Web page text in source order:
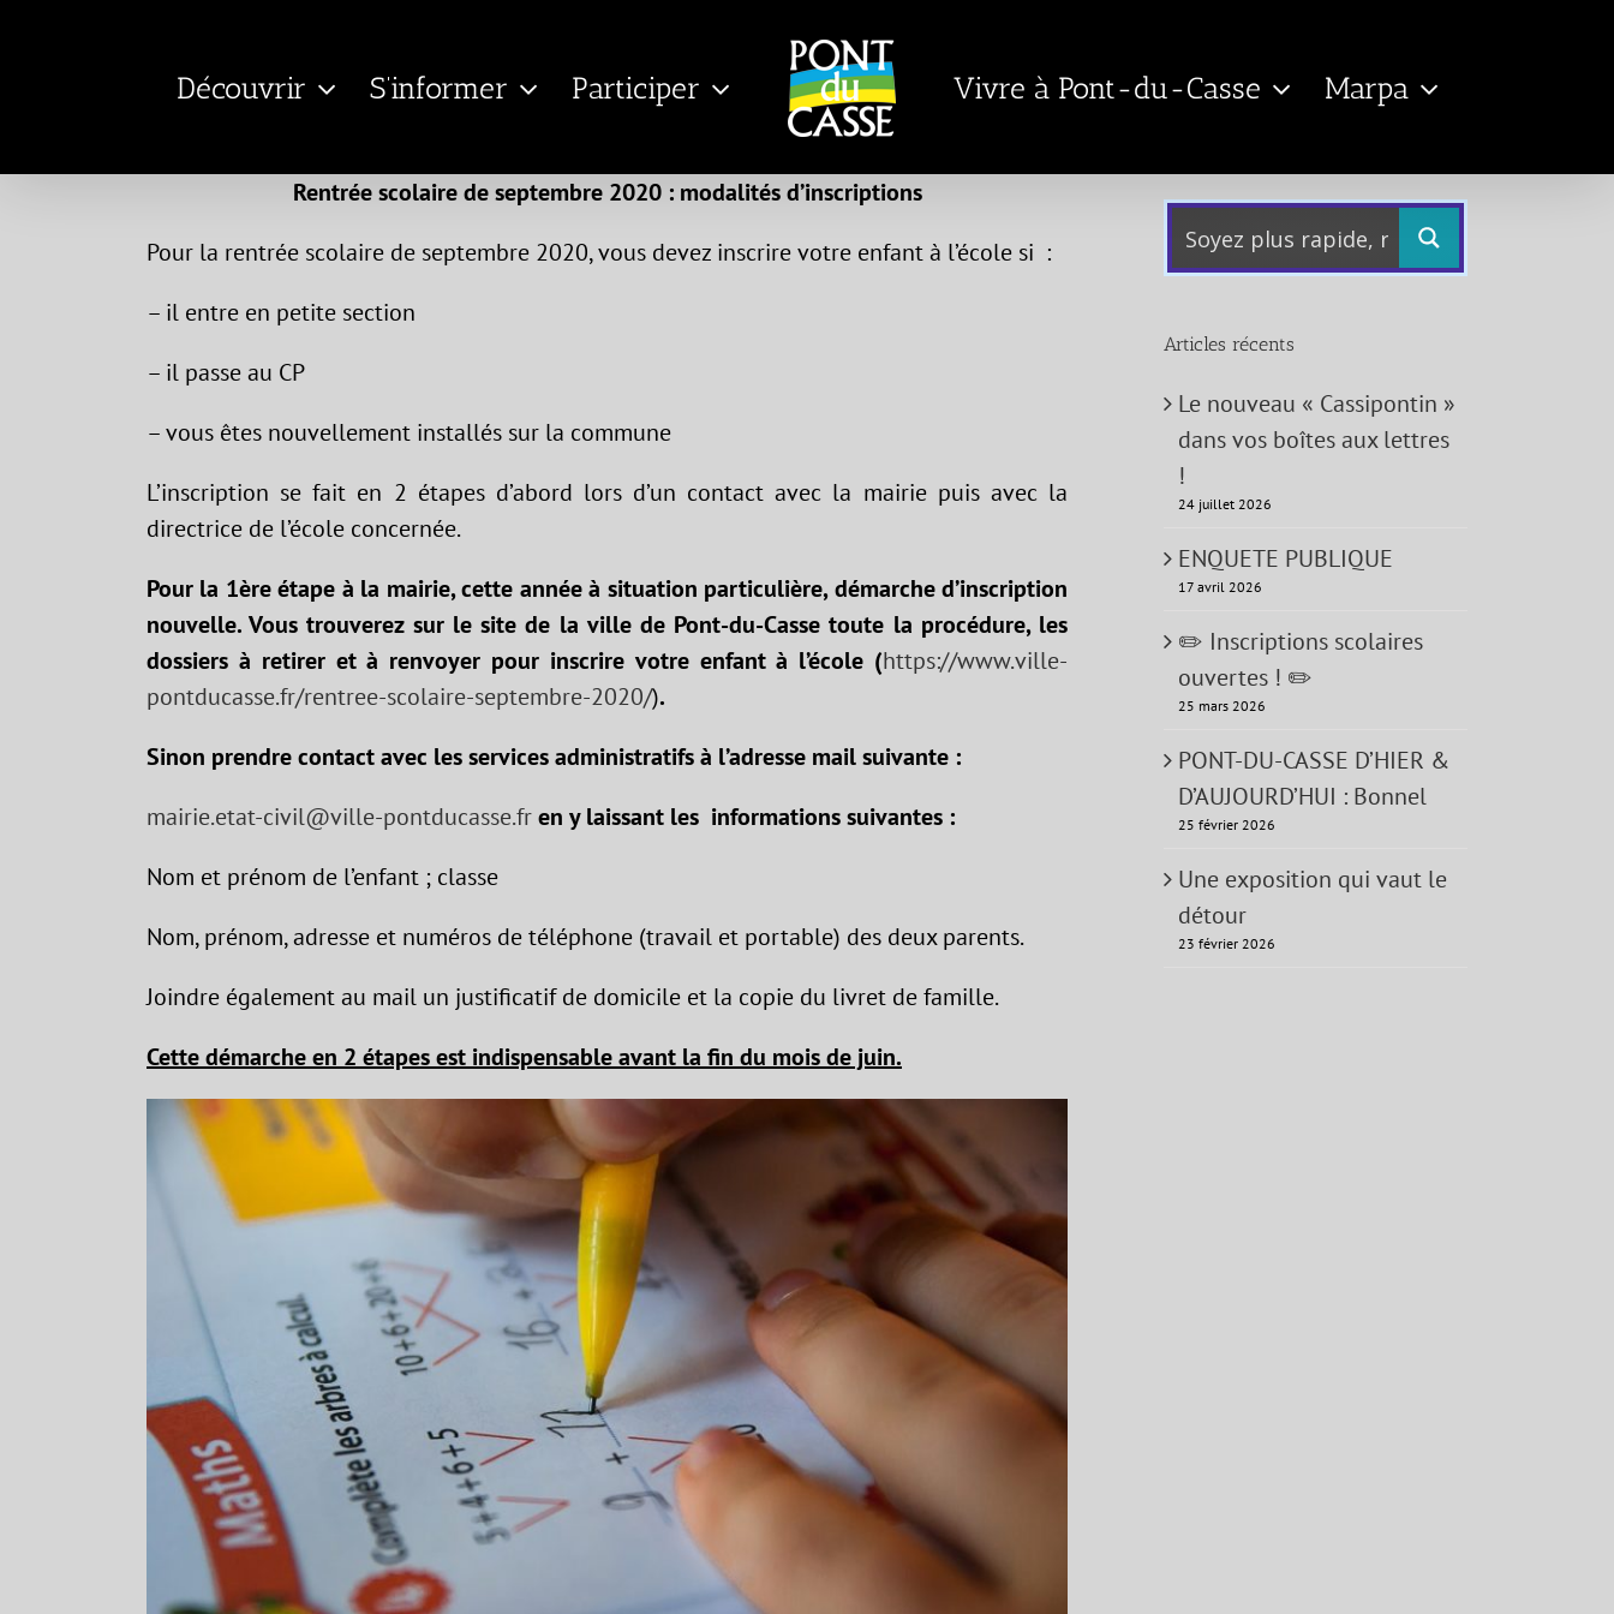
Découvrir S’informer Participer Vivre à Pont-du-Casse Marpa
Rentrée scolaire de septembre 2020 : modalités d’inscriptions
Pour la rentrée scolaire de septembre 2020, vous devez inscrire votre enfant à l’école si :
– il entre en petite section
– il passe au CP
– vous êtes nouvellement installés sur la commune
L’inscription se fait en 2 étapes d’abord lors d’un contact avec la mairie puis avec la
directrice de l’école concernée.
Pour la 1ère étape à la mairie, cette année à situation particulière, démarche d’inscription
nouvelle. Vous trouverez sur le site de la ville de Pont-du-Casse toute la procédure, les
dossiers à retirer et à renvoyer pour inscrire votre enfant à l’école (https://www.ville-
pontducasse.fr/rentree-scolaire-septembre-2020/).
Sinon prendre contact avec les services administratifs à l’adresse mail suivante :
mairie.etat-civil@ville-pontducasse.fren y laissant les informations suivantes :
Nom et prénom de l’enfant ; classe
Nom, prénom, adresse et numéros de téléphone (travail et portable) des deux parents.
Joindre également au mail un justificatif de domicile et la copie du livret de famille.
Cette démarche en 2 étapes est indispensable avant la fin du mois de juin.
Articles récents
Le nouveau « Cassipontin »
dans vos boîtes aux lettres
!
24 juillet 2026
ENQUETE PUBLIQUE
17 avril 2026
✏️ Inscriptions scolaires
ouvertes ! ✏️
25 mars 2026
PONT-DU-CASSE D’HIER &
D’AUJOURD’HUI : Bonnel
25 février 2026
Une exposition qui vaut le
détour
23 février 2026